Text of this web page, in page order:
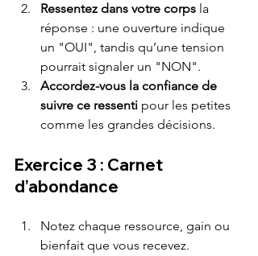
Ressentez dans votre corps la
réponse : une ouverture indique
un "OUI", tandis qu’une tension
pourrait signaler un "NON".
Accordez-vous la confiance de
suivre ce ressenti pour les petites
comme les grandes décisions.
Exercice 3 : Carnet
d’abondance
Notez chaque ressource, gain ou
bienfait que vous recevez.